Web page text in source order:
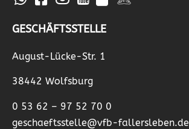
GESCHÄFTSSTELLE
August-Lücke-Str. 1
38442 Wolfsburg
0 53 62 – 97 52 70 0
geschaeftsstelle@vfb-fallersleben.de